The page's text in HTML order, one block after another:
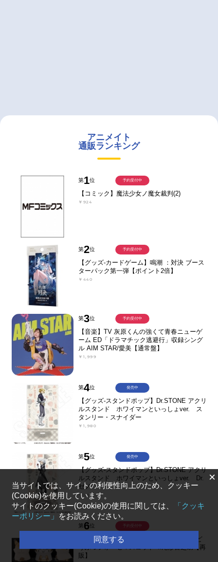
アニメイト
通販ランキング
第1位
【コミック】魔法少女ノ魔女裁判(2)
￥924
予約受付中
第2位
【グッズ-カードゲーム】鳴潮 ：対決 ブース
ターパック第一弾【ポイント2倍】
￥440
予約受付中
第3位
【音楽】TV 灰原くんの強くて青春ニューゲ
ーム ED「ドラマチック逃避行」収録シング
ル AIM STAR/愛美【通常盤】
￥1,999
予約受付中
第4位
【グッズ-スタンドポップ】Dr.STONE アクリ
ルスタンド ホワイマンといっしょver. ス
タンリー・スナイダー
￥1,980
発売中
第5位
【グッズ-スタンドポップ】Dr.STONE アクリ
ルスタンド ホワイマンといっしょver. Dr.
ゼノ
￥1,980
発売中
第6位
【グッズ-マスコット】ゴールデンカムイ ど
うぶつフォーゼマスコット 4.尾形百之助【再
販】
予約受付中
×
当サイトでは、サイトの利便性向上のため、クッキー
(Cookie)を使用しています。
サイトのクッキー(Cookie)の使用に関しては、
「クッキ
ーポリシー」
をお読みください。
同意する